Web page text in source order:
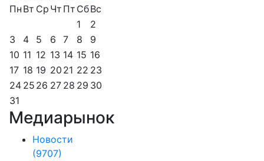
Пн Вт Ср Чт Пт СбВс
1
2
3
4 5 6 7 8
9
10 11 12 13 14 15 16
17 18 19 20 21 22 23
24 25 26 27 28 29 30
31
Медиарынок
Новости
(9707)